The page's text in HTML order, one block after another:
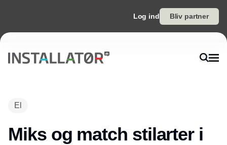
Log ind Bliv partner
El
Miks og match stilarter i